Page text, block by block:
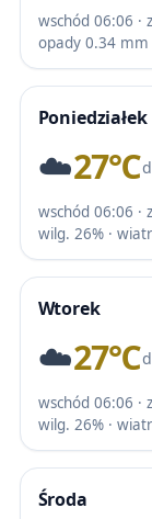
wschód 06:06 ·
opady 0.34 mm
Poniedziałek
☁️27℃
wschód 06:06 ·
wilg. 26% ·
Wtorek
☁️27℃
wschód 06:06 ·
wilg. 26% ·
Środa